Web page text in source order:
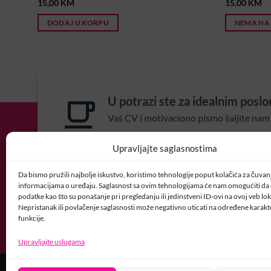
Upravljajte saglasnostima
Da bismo pružili najbolje iskustvo, koristimo tehnologije poput kolačića za
informacijama o uređaju. Saglasnost sa ovim tehnologijama će nam omogućiti
podatke kao što su ponašanje pri pregledanju ili jedinstveni ID-ovi na ovoj veb
Nepristanak ili povlačenje saglasnosti može negativno uticati na određene
funkcije.
Upravljajte uslugama
15,00 KM
DODAJ U KORPU
15,00 KM
NEMA NA
U potrazi ste za idealnim
Vaš CV i motivaciono pismo šaljite nam
USLOVI KORIŠTENJA